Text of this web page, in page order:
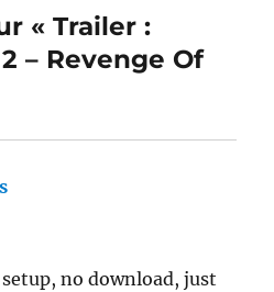
« Trailer :
– Revenge Of
no download, just